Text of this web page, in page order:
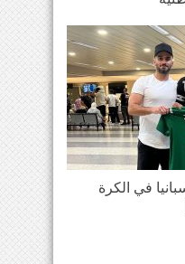
في الكرة